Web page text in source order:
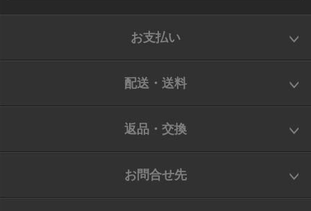
お支払い
配送・送料
返品・交換
お問合せ先